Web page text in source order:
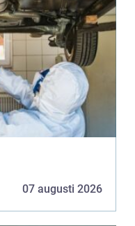
07 augusti 2026